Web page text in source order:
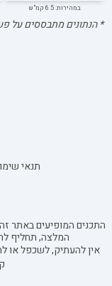
במהירות: 6.5 קמ"ש
* הנתונים מתבססים על
תנאי
התכנים המופיעים באתר
המלצה, תחליף
אין להעתיק, לשכפל או